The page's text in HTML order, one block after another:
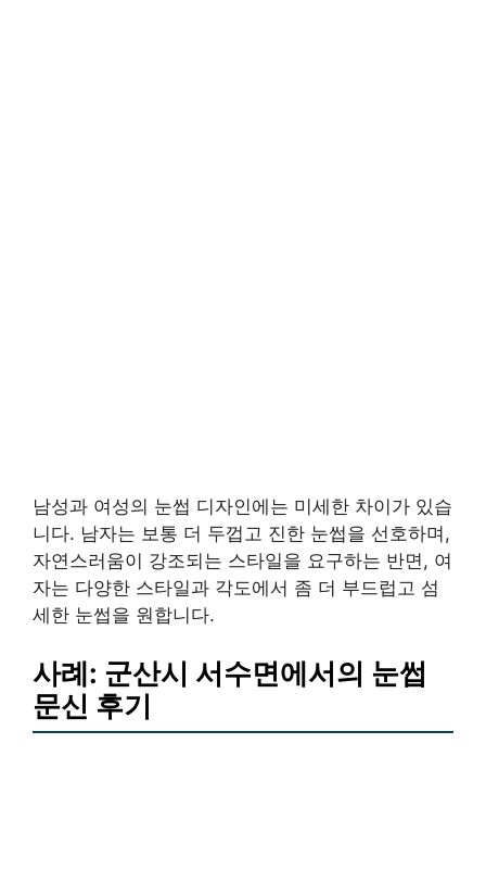
남성과 여성의 눈썹 디자인에는 미세한 차이가 있습
니다. 남자는 보통 더 두껍고 진한 눈썹을 선호하며,
자연스러움이 강조되는 스타일을 요구하는 반면, 여
자는 다양한 스타일과 각도에서 좀 더 부드럽고 섬
세한 눈썹을 원합니다.
사례: 군산시 서수면에서의 눈썹
문신 후기